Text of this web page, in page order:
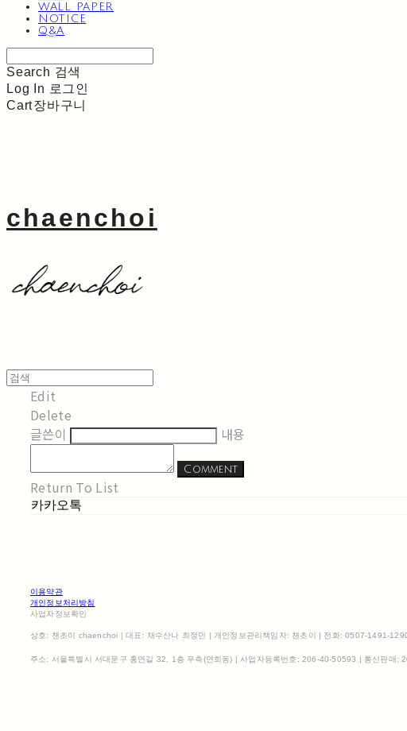
WALL PAPER
NOTICE
Q&A
Search 검색
Log In 로그인
Cart장바구니
chaenchoi
Edit
Delete
글쓴이
내용
Comment
Return To List
카카오톡
이용약관
개인정보처리방침
사업자정보확인
상호: 챈초이 chaenchoi | 대표: 채수산나 최정민 | 개인정보관리책임자: 챈초이 | 전화: 0507-1491-
주소: 서울특별시 서대문구 홍연길 32, 1층 우측(연희동) | 사업자등록번호: 206-40-50593 | 통신판매: